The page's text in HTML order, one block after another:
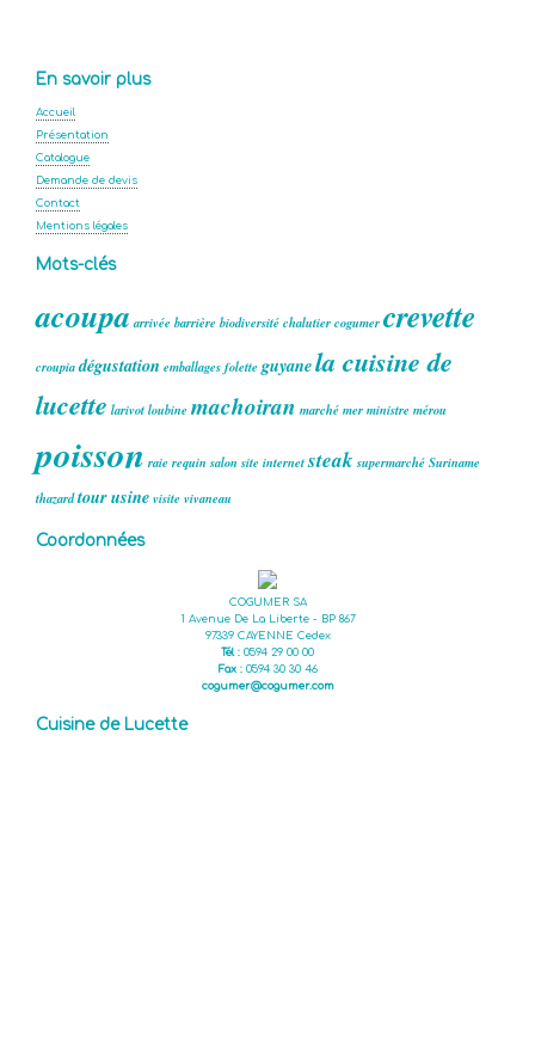
En savoir plus
Accueil
Présentation
Catalogue
Demande de devis
Contact
Mentions légales
Mots-clés
acoupa arrivée barrière biodiversité chalutier cogumer crevette
croupia dégustation emballages folette guyanela cuisine de
lucette larivot loubine machoiran marché mer ministre mérou
poisson raie requin salon site internet steak supermarché Suriname
thazard tourusine visite vivaneau
Coordonnées
COGUMER SA
1 Avenue De La Liberte - BP 867
97339 CAYENNE Cedex
Tél : 0594 29 00 00
Fax :0594 30 30 46
cogumer@cogumer.com
Cuisine de Lucette